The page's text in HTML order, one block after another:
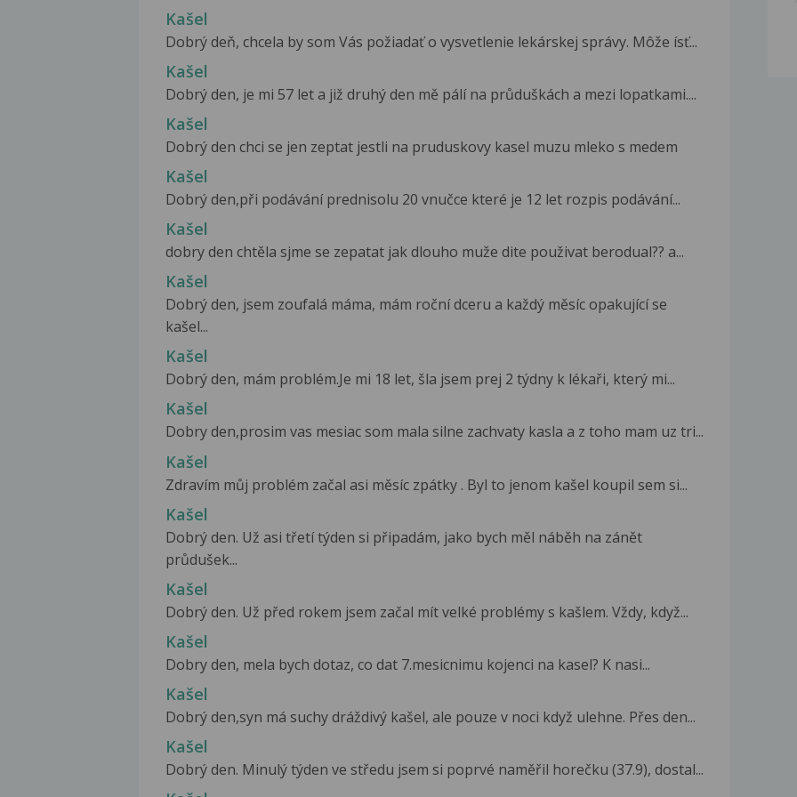
Kašel
Dobrý deň, chcela by som Vás požiadať o vysvetlenie lekárskej správy. Môže ísť...
Kašel
Dobrý den, je mi 57 let a již druhý den mě pálí na průduškách a mezi lopatkami....
Kašel
Dobrý den chci se jen zeptat jestli na pruduskovy kasel muzu mleko s medem
Kašel
Dobrý den,při podávání prednisolu 20 vnučce které je 12 let rozpis podávání...
Kašel
dobry den chtěla sjme se zepatat jak dlouho muže dite použivat berodual?? a...
Kašel
Dobrý den, jsem zoufalá máma, mám roční dceru a každý měsíc opakující se
kašel...
Kašel
Dobrý den, mám problém.Je mi 18 let, šla jsem prej 2 týdny k lékaři, který mi...
Kašel
Dobry den,prosim vas mesiac som mala silne zachvaty kasla a z toho mam uz tri...
Kašel
Zdravím můj problém začal asi měsíc zpátky . Byl to jenom kašel koupil sem si...
Kašel
Dobrý den. Už asi třetí týden si připadám, jako bych měl náběh na zánět
průdušek...
Kašel
Dobrý den. Už před rokem jsem začal mít velké problémy s kašlem. Vždy, když...
Kašel
Dobry den, mela bych dotaz, co dat 7.mesicnimu kojenci na kasel? K nasi...
Kašel
Dobrý den,syn má suchy dráždivý kašel, ale pouze v noci když ulehne. Přes den...
Kašel
Dobrý den. Minulý týden ve středu jsem si poprvé naměřil horečku (37.9), dostal...